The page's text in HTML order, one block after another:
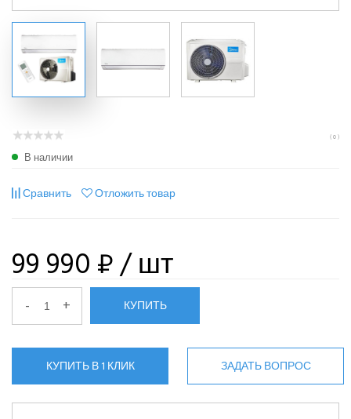
( 0 )
В наличии
Сравнить Отложить товар
99 990 ₽/ шт
- + КУПИТЬ
КУПИТЬ В 1 КЛИК ЗАДАТЬ ВОПРОС